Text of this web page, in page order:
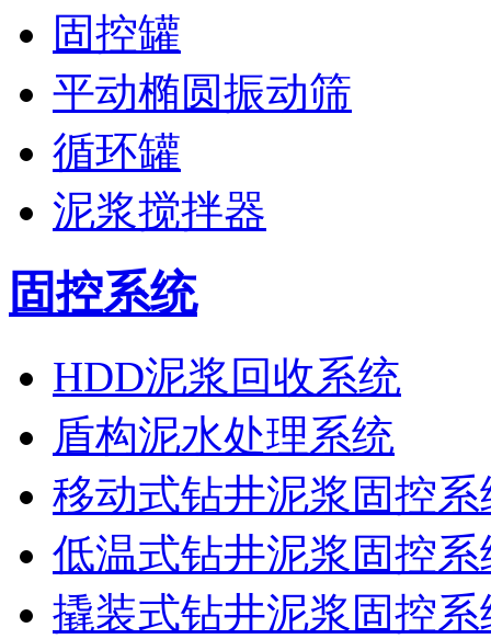
固控罐
平动椭圆振动筛
循环罐
泥浆搅拌器
固控系统
HDD泥浆回收系统
盾构泥水处理系统
移动式钻井泥浆固控系
低温式钻井泥浆固控系
撬装式钻井泥浆固控系